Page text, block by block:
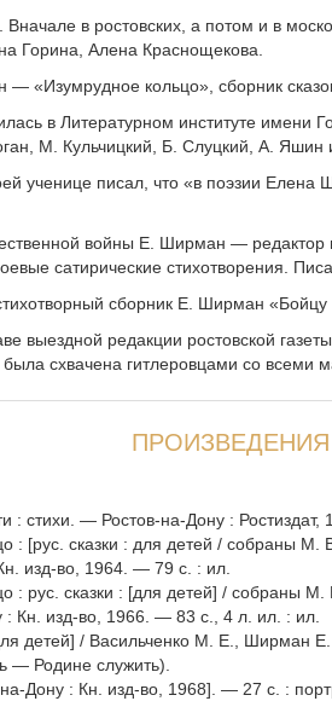
Вначале в ростовских, а потом и в
Горина, Алена Краснощекова.
«Изумрудное кольцо», сборник
в Литературном институте имени
М. Кульчицкий, Б. Слуцкий, А. Яшин
ученице писал, что «в поэзии Елена
войны Е. Ширман — редактор
сатирические стихотворения.
сборник Е. Ширман «Бойцу
выездной редакции ростовской
схвачена гитлеровцами со всеми
: стихи. — Ростов-на-Дону : Ростиздат,
: [рус. сказки : для детей / собраны
изд-во, 1964. — 79 с. : ил.
: рус. сказки : [для детей] / собраны
Кн. изд-во, 1966. — 83 с., 4 л. ил. : ил.
детей] / Васильченко М. Е.,
Родине служить).
Дону : Кн. изд-во, 1968]. — 27 с. :